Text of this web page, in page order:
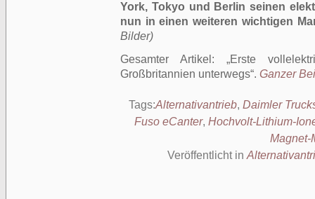
York, Tokyo und Berlin seinen
nun in einen weiteren wichtigen
Bilder)
Gesamter Artikel:
Erste
Großbritannien unterwegs . Ganzer
Tags:Alternativantrieb, Daimler
Fuso eCanter, Hochvolt-Lithium-
Magnet-
Veröffentlicht in